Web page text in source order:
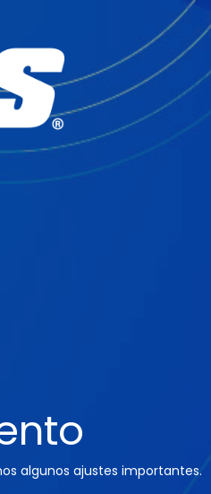
algunos ajustes importantes.